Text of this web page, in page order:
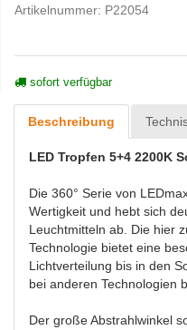
Artikelnummer: P22054
sofort verfügbar
Beschreibung
LED Tropfen 5+4 2200K
Die 360° Serie von
Wertigkeit und hebt sich
Leuchtmitteln ab. Die hier
Technologie bietet eine
Lichtverteilung bis in den
bei anderen Technologien
Der große Abstrahlwinkel